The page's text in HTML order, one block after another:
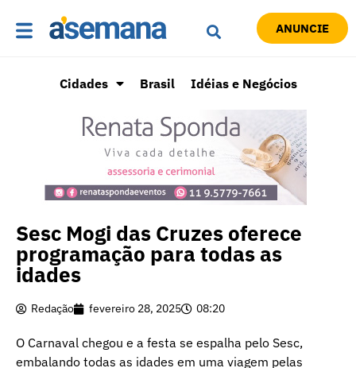
ANUNCIE
Cidades Brasil Idéias e Negócios
Sesc Mogi das Cruzes oferece
programação para todas as
idades
Redação fevereiro 28, 2025 08:20
O Carnaval chegou e a festa se espalha pelo Sesc,
embalando todas as idades em uma viagem pelas